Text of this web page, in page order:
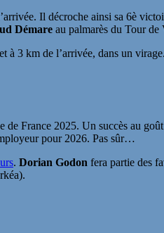
Il décroche ainsi sa 6è
Démare au palmarès du Tour de
à 3 km de l’arrivée, dans un
de France 2025. Un succès au
pour 2026. Pas sûr…
. Dorian Godon fera partie des